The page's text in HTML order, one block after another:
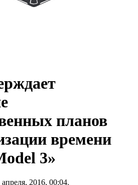
планов
времени
3»
2016, 00:04.